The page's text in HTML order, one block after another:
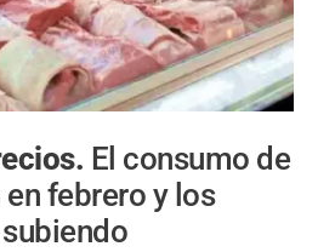
El consumo de
en febrero y los